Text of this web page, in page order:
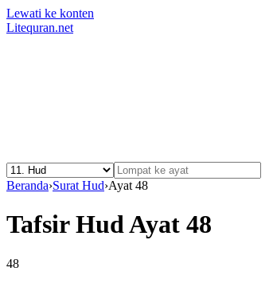
Lewati ke konten
Litequran.net
Beranda›Surat Hud›Ayat 48
Tafsir Hud Ayat 48
48